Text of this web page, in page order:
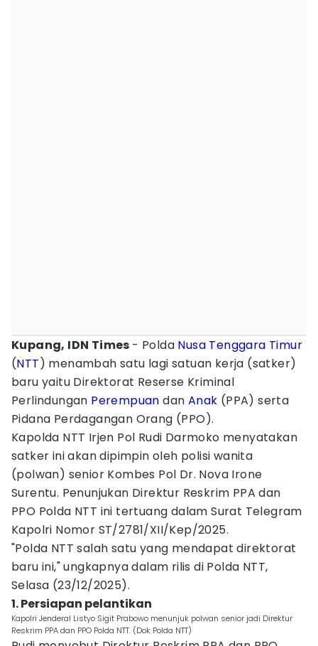
Kupang, IDN Times - Polda Nusa Tenggara Timur
(NTT) menambah satu lagi satuan kerja (satker)
baru yaitu Direktorat Reserse Kriminal
Perlindungan Perempuan dan Anak (PPA) serta
Pidana Perdagangan Orang (PPO).
Kapolda NTT Irjen Pol Rudi Darmoko menyatakan
satker ini akan dipimpin oleh polisi wanita
(polwan) senior Kombes Pol Dr. Nova Irone
Surentu. Penunjukan Direktur Reskrim PPA dan
PPO Polda NTT ini tertuang dalam Surat Telegram
Kapolri Nomor ST/2781/XII/Kep/2025.
"Polda NTT salah satu yang mendapat direktorat
baru ini," ungkapnya dalam rilis di Polda NTT,
Selasa (23/12/2025).
1. Persiapan pelantikan
Kapolri Jenderal Listyo Sigit Prabowo menunjuk polwan senior jadi Direktur
Reskrim PPA dan PPO Polda NTT. (Dok Polda NTT)